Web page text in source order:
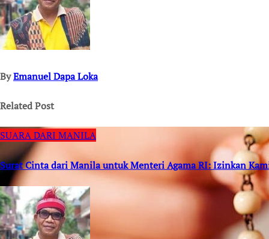
ByEmanuel Dapa Loka
Related Post
SUARA DARI MANILA
Surat Cinta dari Manila untuk Menteri Agama RI: Izinkan